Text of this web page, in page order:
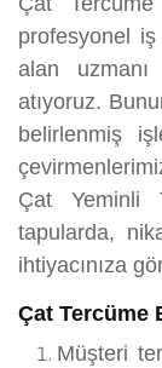
profesyonel iş
alan
atıyoruz.
belirlenmiş
Çat Yeminli
tapularda,
ihtiyacınıza
Çat Tercüme
Müşteri